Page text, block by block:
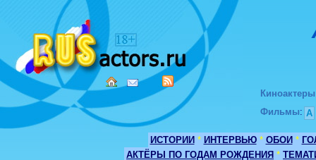
Киноактеры
Фильмы: А
ИСТОРИИ * ИНТЕРВЬЮ * ОБОИ *
АКТЁРЫ ПО ГОДАМ РОЖДЕНИЯ *